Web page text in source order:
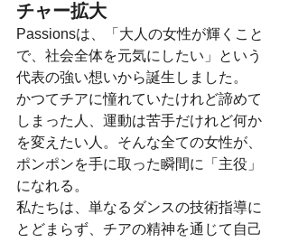
チャー拡大
Passionsは、「大人の女性が輝くこと
で、社会全体を元気にしたい」という
代表の強い想いから誕生しました。
かつてチアに憧れていたけれど諦めて
しまった人、運動は苦手だけれど何か
を変えたい人。そんな全ての女性が、
ポンポンを手に取った瞬間に「主役」
になれる。
私たちは、単なるダンスの技術指導に
とどまらず、チアの精神を通じて自己